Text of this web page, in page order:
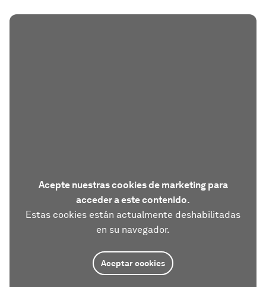
Acepte nuestras cookies de marketing para
acceder a este contenido.
Estas cookies están actualmente deshabilitadas
en su navegador.
Aceptar cookies